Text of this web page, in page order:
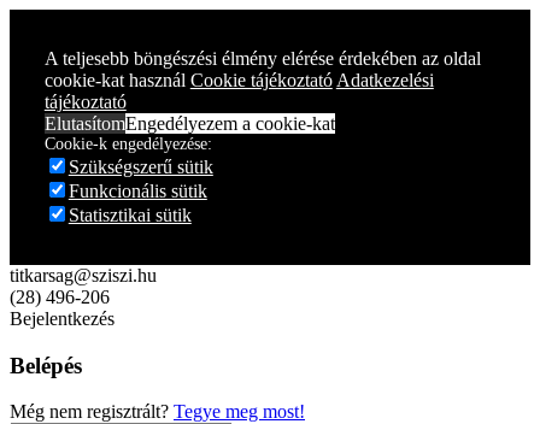
A teljesebb böngészési élmény elérése érdekében az oldal
cookie-kat használ Cookie tájékoztató Adatkezelési
tájékoztató
ElutasítomEngedélyezem a cookie-kat
Cookie-k engedélyezése:
Szükségszerű sütik
Funkcionális sütik
Statisztikai sütik
titkarsag@sziszi.hu
(28) 496-206
Bejelentkezés
Belépés
Még nem regisztrált? Tegye meg most!